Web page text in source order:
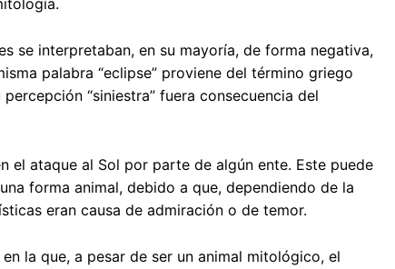
se interpretaban, en su mayoría, de forma negativa,
palabra “eclipse” proviene del término griego
“siniestra” fuera consecuencia del
el ataque al Sol por parte de algún ente. Este puede
forma animal, debido a que, dependiendo de la
eran causa de admiración o de temor.
la que, a pesar de ser un animal mitológico, el